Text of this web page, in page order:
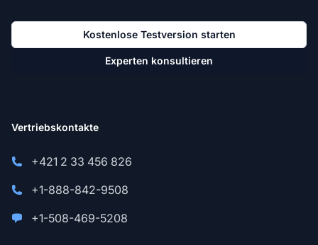
Kostenlose Testversion starten
Experten konsultieren
Vertriebskontakte
+421 2 33 456 826
+1-888-842-9508
+1-508-469-5208